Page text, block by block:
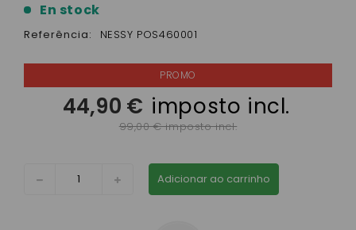
En stock
Referência: NESSY POS460001
44,90 € imposto incl.
99,00 € imposto incl.
Adicionar ao carrinho